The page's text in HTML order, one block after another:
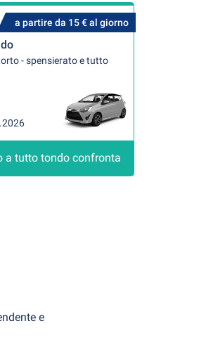
a partire da 15 € al giorno
- spensierato e tutto
a tutto tondo confronta
e